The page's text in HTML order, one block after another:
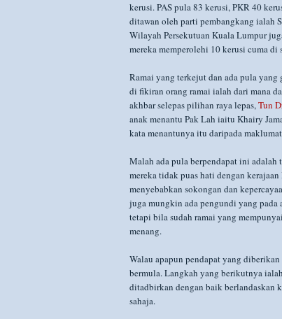
kerusi. PAS pula 83 kerusi, PKR 40
ditawan oleh parti pembangkang ialah
Wilayah Persekutuan Kuala Lumpur
mereka memperolehi 10 kerusi cuma
Ramai yang terkejut dan ada pula yang
di fikiran orang ramai ialah dari mana
akhbar selepas pilihan raya lepas,Tun
anak menantu Pak Lah iaitu Khairy
kata menantunya itu daripada
Malah ada pula berpendapat ini adalah
mereka tidak puas hati dengan
menyebabkan sokongan dan
juga mungkin ada pengundi yang
tetapi bila sudah ramai yang
menang.
Walau apapun pendapat yang
bermula. Langkah yang berikutnya
ditadbirkan dengan baik berlandaskan
sahaja.